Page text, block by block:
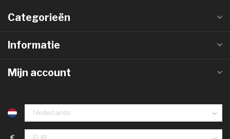
Categorieën
Informatie
Mijn account